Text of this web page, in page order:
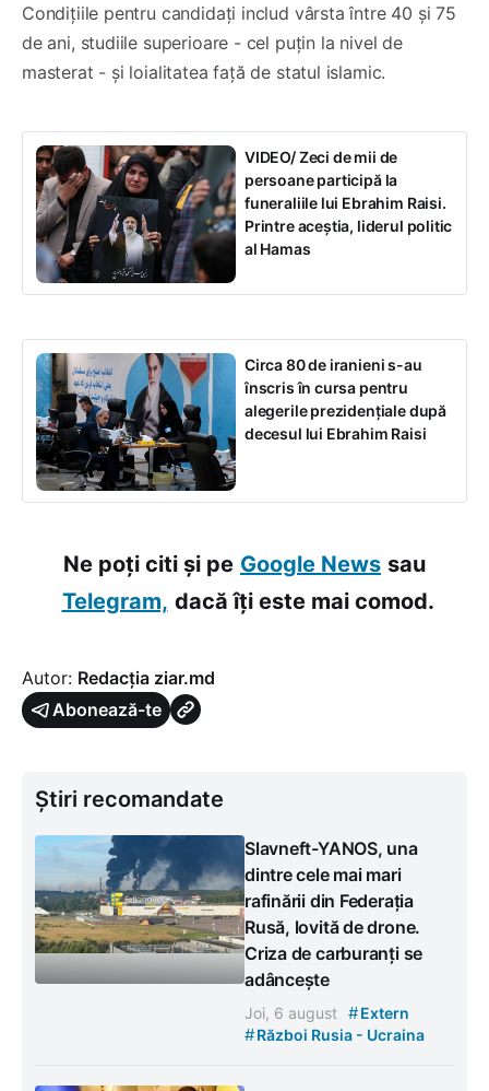
Condițiile pentru candidați includ vârsta între 40 şi 75
de ani, studiile superioare - cel puțin la nivel de
masterat - şi loialitatea față de statul islamic.
VIDEO/ Zeci de mii de
persoane participă la
funeraliile lui Ebrahim Raisi.
Printre aceștia, liderul politic
al Hamas
Circa 80 de iranieni s-au
înscris în cursa pentru
alegerile prezidențiale după
decesul lui Ebrahim Raisi
Ne poți citi și pe Google News sau
Telegram, dacă îți este mai comod.
Autor: Redacția ziar.md
Abonează-te
Știri recomandate
Slavneft-YANOS, una
dintre cele mai mari
rafinării din Federația
Rusă, lovită de drone.
Criza de carburanți se
adâncește
Joi, 6 august #Extern
#Război Rusia - Ucraina